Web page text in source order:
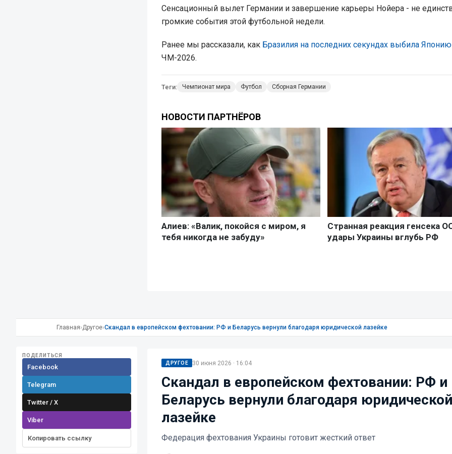
Сенсационный вылет Германии и завершение карьеры Нойера - не
громкие события этой футбольной недели.
Ранее мы рассказали, как Бразилия на последних секундах выбила Японию
ЧМ-2026.
Теги: Чемпионат мира Футбол Сборная Германии
Главная›Другое›Скандал в европейском фехтовании: РФ и Беларусь вернули благодаря юридической лазейке
ПОДЕЛИТЬСЯ
Facebook
Telegram
Twitter / X
Viber
Копировать ссылку
ДРУГОЕ 30 июня 2026 · 16:04
Скандал в европейском фехтовании: РФ и
Беларусь вернули благодаря юридической
лазейке
Федерация фехтования Украины готовит жесткий ответ